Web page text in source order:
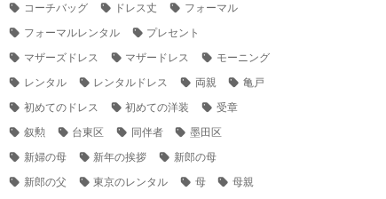
コーチバッグ
ドレス丈
フォーマル
フォーマルレンタル
プレセント
マザーズドレス
マザードレス
モーニング
レンタル
レンタルドレス 両親
亀戸
初めてのドレス
初めての洋装
受章
叙勲
台東区 同伴者
墨田区
新婦の母
新年の挨拶
新郎の母
新郎の父
東京のレンタル 母
母親